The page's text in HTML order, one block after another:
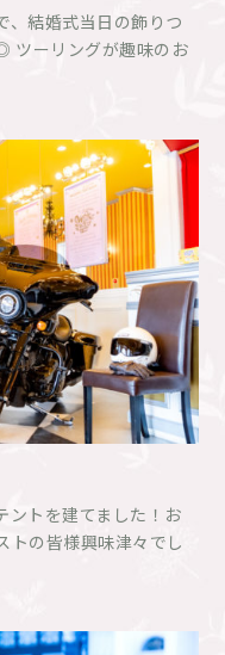
、結婚式当日の飾りつ
ツーリングが趣味のお
ントを建てました！お
トの皆様興味津々でし